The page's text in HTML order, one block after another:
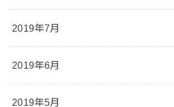
2019年7月
2019年6月
2019年5月